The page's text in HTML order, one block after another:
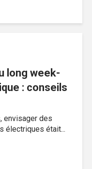
long week-
: conseils
envisager des
électriques était...